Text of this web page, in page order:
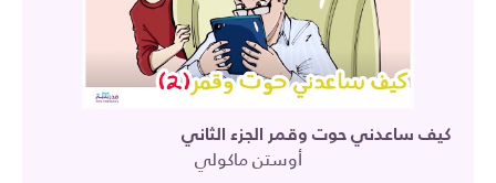
كيف ساعدني حوت وقمر الجزء الثاني
أوستن ماكولي